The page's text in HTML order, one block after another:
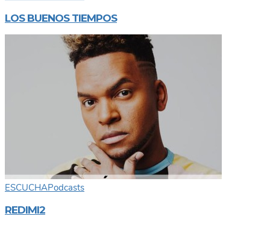
LOS BUENOS TIEMPOS
ESCUCHAPodcasts
REDIMI2